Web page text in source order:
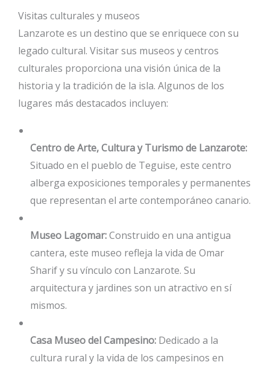
Visitas culturales y museos
Lanzarote es un destino que se enriquece con su
legado cultural. Visitar sus museos y centros
culturales proporciona una visión única de la
historia y la tradición de la isla. Algunos de los
lugares más destacados incluyen:
Centro de Arte, Cultura y Turismo de Lanzarote:
Situado en el pueblo de Teguise, este centro
alberga exposiciones temporales y permanentes
que representan el arte contemporáneo canario.
Museo Lagomar:Construido en una antigua
cantera, este museo refleja la vida de Omar
Sharif y su vínculo con Lanzarote. Su
arquitectura y jardines son un atractivo en sí
mismos.
Casa Museo del Campesino: Dedicado a la
cultura rural y la vida de los campesinos en